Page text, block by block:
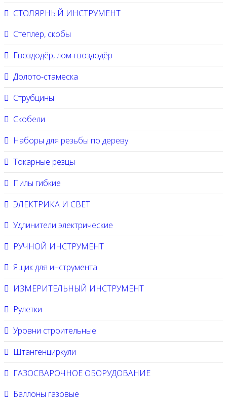
СТОЛЯРНЫЙ ИНСТРУМЕНТ
Степлер, скобы
Гвоздодёр, лом-гвоздодёр
Долото-стамеска
Струбцины
Скобели
Наборы для резьбы по дереву
Токарные резцы
Пилы гибкие
ЭЛЕКТРИКА И СВЕТ
Удлинители электрические
РУЧНОЙ ИНСТРУМЕНТ
Ящик для инструмента
ИЗМЕРИТЕЛЬНЫЙ ИНСТРУМЕНТ
Рулетки
Уровни строительные
Штангенциркули
ГАЗОСВАРОЧНОЕ ОБОРУДОВАНИЕ
Баллоны газовые